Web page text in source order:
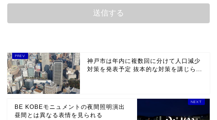
神戸市は年内に複数回に分けて人口減少
対策を発表予定 抜本的な対策を講じら...
BE KOBEモニュメントの夜間照明演出
昼間とは異なる表情を見られる